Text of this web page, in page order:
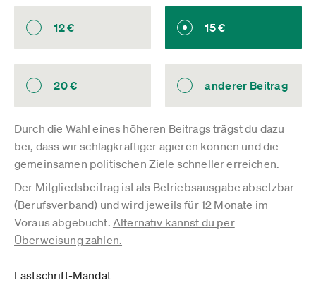
12 € 15 €
20 € anderer Beitrag
Durch die Wahl eines höheren Beitrags trägst du dazu
bei, dass wir schlagkräftiger agieren können und die
gemeinsamen politischen Ziele schneller erreichen.
Der Mitgliedsbeitrag ist als Betriebsausgabe absetzbar
(Berufsverband) und wird jeweils für 12 Monate im
Voraus abgebucht. Alternativ kannst du per
Überweisung zahlen.
Lastschrift-Mandat